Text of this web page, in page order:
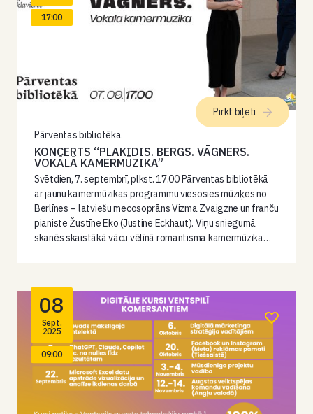
17:00
Pārventas bibliotēka
KONCERTS “PLAKIDIS. BERGS. VĀGNERS.
VOKĀLĀ KAMERMŪZIKA”
Svētdien, 7. septembrī, plkst. 17.00 Pārventas bibliotēkā
ar jaunu kamermūzikas programmu viesosies mūziķes no
Berlīnes – latviešu mecosoprāns Vizma Zvaigzne un franču
pianiste Žustīne Eko (Justine Eckhaut). Viņu sniegumā
skanēs skaistākā vācu vēlīnā romantisma kamermūzika…
Pirkt biļeti
08
Sept.
2025
09:00